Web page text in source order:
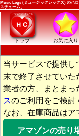
Music Legs (ミュージックレッグズ) のハ
スチューム」
トップ お気に入り
当サービスで提供し
末で終了させていた
業者の方、まとまっ
スのご利用をご検討
なお、在庫商品はア
アマゾンの売り